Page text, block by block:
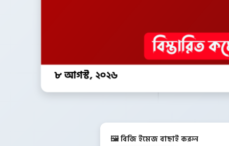
৮ আগস্ট, ২০২৬
🖼️ বিজি ইমেজ বাছাই করুন